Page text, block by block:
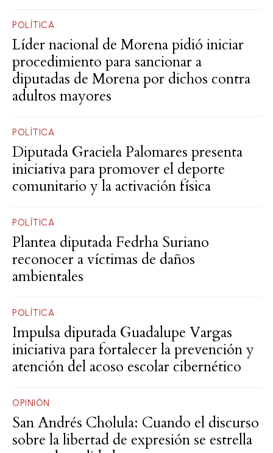
POLÍTICA
Líder nacional de Morena pidió iniciar
procedimiento para sancionar a
diputadas de Morena por dichos contra
adultos mayores
POLÍTICA
Diputada Graciela Palomares presenta
iniciativa para promover el deporte
comunitario y la activación física
POLÍTICA
Plantea diputada Fedrha Suriano
reconocer a víctimas de daños
ambientales
POLÍTICA
Impulsa diputada Guadalupe Vargas
iniciativa para fortalecer la prevención y
atención del acoso escolar cibernético
OPINIÓN
San Andrés Cholula: Cuando el discurso
sobre la libertad de expresión se estrella